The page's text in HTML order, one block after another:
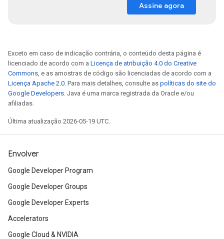
Assine agora
Exceto em caso de indicação contrária, o conteúdo desta página é
licenciado de acordo com a Licença de atribuição 4.0 do Creative
Commons , e as amostras de código são licenciadas de acordo com a
Licença Apache 2.0 . Para mais detalhes, consulte as políticas do site do
Google Developers . Java é uma marca registrada da Oracle e/ou
afiliadas.
Última atualização 2026-05-19 UTC.
Envolver
Google Developer Program
Google Developer Groups
Google Developer Experts
Accelerators
Google Cloud & NVIDIA